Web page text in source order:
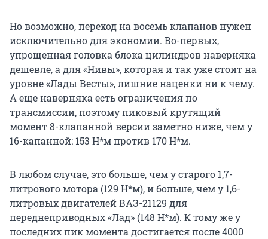
Но возможно, переход на восемь клапанов нужен
исключительно для экономии. Во-первых,
упрощенная головка блока цилиндров наверняка
дешевле, а для «Нивы», которая и так уже стоит на
уровне «Лады Весты», лишние наценки ни к чему.
А еще наверняка есть ограничения по
трансмиссии, поэтому пиковый крутящий
момент 8-клапанной версии заметно ниже, чем у
16-капанной: 153 Н*м против 170 Н*м.
В любом случае, это больше, чем у старого 1,7-
литрового мотора (129 Н*м), и больше, чем у 1,6-
литровых двигателей ВАЗ-21129 для
переднеприводных «Лад» (148 Н*м). К тому же у
последних пик момента достигается после 4000